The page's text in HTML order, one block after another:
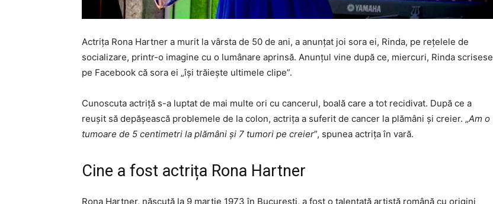
Actrița Rona Hartner a murit la vârsta de 50 de ani, a anunțat joi sora ei, Rinda, pe rețelele de
socializare, printr-o imagine cu o lumânare aprinsă. Anunțul vine după ce, miercuri, Rinda scrisese
pe Facebook că sora ei „își trăiește ultimele clipe”.
Cunoscuta actriță s-a luptat de mai multe ori cu cancerul, boală care a tot recidivat. După ce a
reușit să depășească problemele de la colon, actrița a suferit de cancer la plămâni și creier. „Am o
tumoare de 5 centimetri la plămâni și 7 tumori pe creier”, spunea actrița în vară.
Cine a fost actrița Rona Hartner
Rona Hartner, născută la 9 martie 1973 în București, a fost o talentată artistă română cu origini